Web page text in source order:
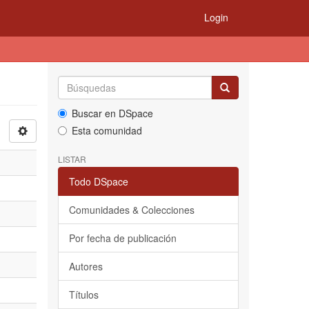
Login
Buscar en DSpace
Esta comunidad
LISTAR
Todo DSpace
Comunidades & Colecciones
Por fecha de publicación
Autores
Títulos